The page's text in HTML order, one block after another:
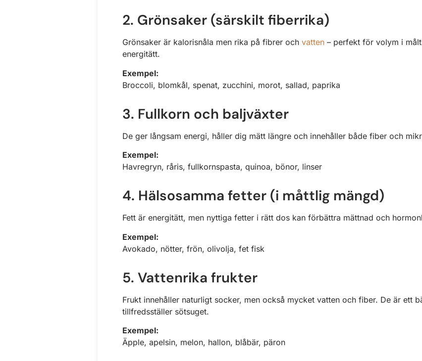
2. Grönsaker (särskilt fiberrika)
Grönsaker är kalorisnåla men rika på fibrer och vatten – perfekt för volym i
energitätt.
Exempel:
Broccoli, blomkål, spenat, zucchini, morot, sallad, paprika
3. Fullkorn och baljväxter
De ger långsam energi, håller dig mätt längre och innehåller både fiber och
Exempel:
Havregryn, råris, fullkornspasta, quinoa, bönor, linser
4. Hälsosamma fetter (i måttlig mängd)
Fett är energitätt, men nyttiga fetter i rätt dos kan förbättra mättnad och
Exempel:
Avokado, nötter, frön, olivolja, fet fisk
5. Vattenrika frukter
Frukt innehåller naturligt socker, men också mycket vatten och fiber. De är ett
tillfredsställer sötsuget.
Exempel:
Äpple, apelsin, melon, hallon, blåbär, päron